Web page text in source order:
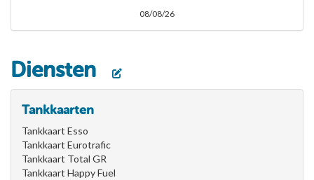
08/08/26
Diensten
Tankkaarten
Tankkaart Esso
Tankkaart Eurotrafic
Tankkaart Total GR
Tankkaart Happy Fuel